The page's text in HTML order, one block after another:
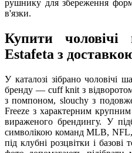
рушнику для збереження
в'язки.
Купити
Estafeta з
У каталозі зібрано чоловічі
бренду — cuff knit з
з помпоном, slouchy з
Freeze з характерним крупним
вираженого брендингу. У
символікою команд MLB,
під клубні розцвітки і